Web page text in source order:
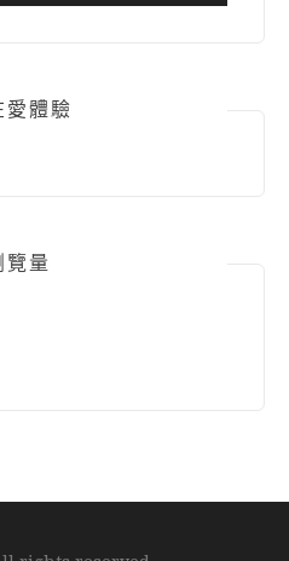
愛體驗
覽量